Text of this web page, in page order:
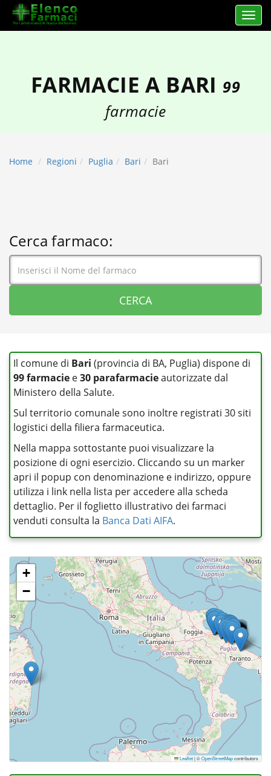
Apri
elencofarmaci.it
FARMACIE A BARI 99
farmacie
Home Regioni Puglia Bari Bari
Cerca farmaco:
Il comune di Bari (provincia di BA, Puglia) dispone di
99 farmacie e30 parafarmacieautorizzate dal
Ministero della Salute.
Sul territorio comunale sono inoltre registrati 30 siti
logistici della filiera farmaceutica.
Nella mappa sottostante puoi visualizzare la
posizione di ogni esercizio. Cliccando su un marker
apri il popup con denominazione e indirizzo, oppure
utilizza i link nella lista per accedere alla scheda
dettaglio. Per il foglietto illustrativo dei farmaci
venduti consulta la Banca Dati AIFA.
+
−
Leaflet|©OpenStreetMapcontributors